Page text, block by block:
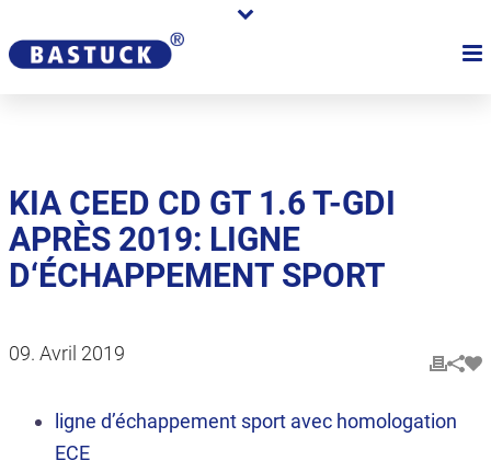
KIA CEED CD GT 1.6 T-GDI
APRÈS 2019: LIGNE
D‘ÉCHAPPEMENT SPORT
09. Avril 2019
ligne d’échappement sport avec homologation
ECE